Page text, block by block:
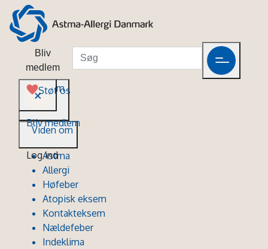
Bliv
medlem
Støt os
Bliv medlem
Log ind
Viden om
Viden om
Astma
Allergi
Høfeber
Atopisk eksem
Kontakteksem
Nældefeber
Indeklima